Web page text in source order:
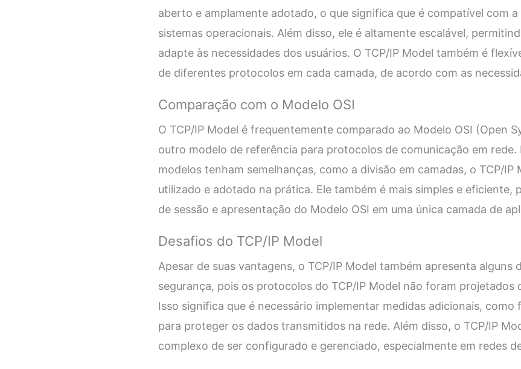
aberto e amplamente adotado, o que significa que é compatível com
sistemas operacionais. Além disso, ele é altamente escalável,
adapte às necessidades dos usuários. O TCP/IP Model também é
de diferentes protocolos em cada camada, de acordo com as
Comparação com o Modelo OSI
O TCP/IP Model é frequentemente comparado ao Modelo OSI (Open
outro modelo de referência para protocolos de comunicação em rede.
modelos tenham semelhanças, como a divisão em camadas, o TCP/IP
utilizado e adotado na prática. Ele também é mais simples e eficiente,
de sessão e apresentação do Modelo OSI em uma única camada de
Desafios do TCP/IP Model
Apesar de suas vantagens, o TCP/IP Model também apresenta alguns
segurança, pois os protocolos do TCP/IP Model não foram projetados
Isso significa que é necessário implementar medidas adicionais,
para proteger os dados transmitidos na rede. Além disso, o TCP/IP
complexo de ser configurado e gerenciado, especialmente em redes